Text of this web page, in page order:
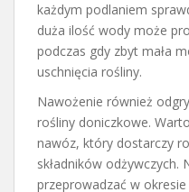
każdym podlaniem
duża ilość wody może
podczas gdy zbyt mała
uschnięcia rośliny.
Nawożenie również
rośliny doniczkowe.
nawóz, który dostarczy
składników odżywczych.
przeprowadzać w